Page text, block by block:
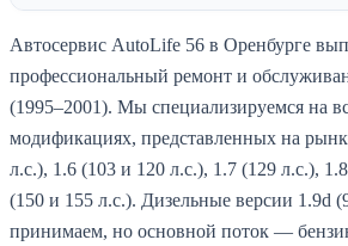
Автосервис AutoLife 56 в Оренбурге
профессиональный ремонт и
(1995–2001). Мы специализируемся на
модификациях, представленных на
л.с.), 1.6 (103 и 120 л.с.), 1.7 (129 л.с.),
(150 и 155 л.с.). Дизельные версии 1.9d
принимаем, но основной поток —